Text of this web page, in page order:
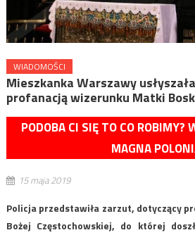
WIADOMOŚCI
Mieszkanka Warszawy
profanacją wizerunku Matki
PODOBA CI SIĘ TO CO ROBIMY?
MAGNA
15 maja 2019
Policja przedstawiła zarzut, dotyczący
Bożej Częstochowskiej, do której